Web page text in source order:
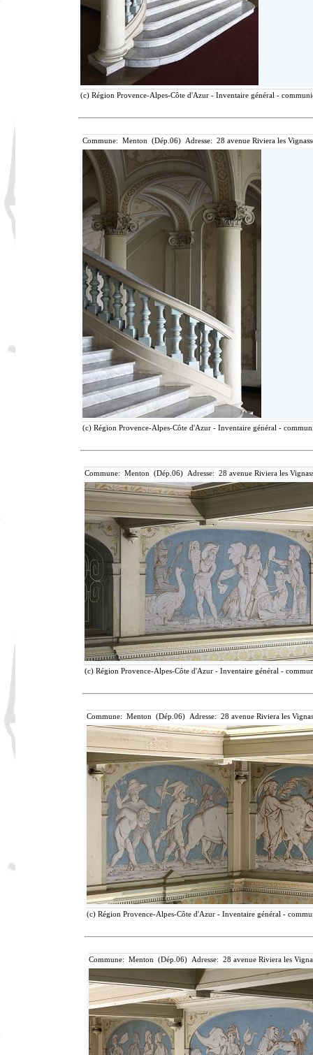
(c) Région Provence-Alpes-Côte d'Azur - Inventaire général -
Commune: Menton (Dép.06) Adresse: 28 avenue Riviera les
(c) Région Provence-Alpes-Côte d'Azur - Inventaire général -
Commune: Menton (Dép.06) Adresse: 28 avenue Riviera les
(c) Région Provence-Alpes-Côte d'Azur - Inventaire général -
Commune: Menton (Dép.06) Adresse: 28 avenue Riviera les
(c) Région Provence-Alpes-Côte d'Azur - Inventaire général -
Commune: Menton (Dép.06) Adresse: 28 avenue Riviera les